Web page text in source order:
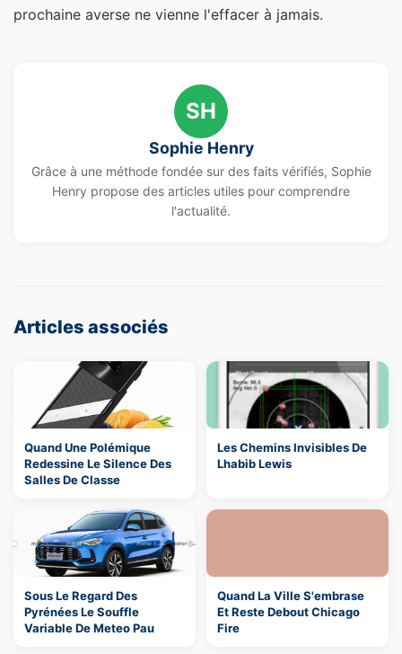
prochaine averse ne vienne l'effacer à jamais.
SH
Sophie Henry
Grâce à une méthode fondée sur des faits vérifiés, Sophie
Henry propose des articles utiles pour comprendre
l'actualité.
Articles associés
Quand Une Polémique
Redessine Le Silence Des
Salles De Classe
Les Chemins Invisibles De
Lhabib Lewis
Sous Le Regard Des
Pyrénées Le Souffle
Variable De Meteo Pau
Quand La Ville S'embrase
Et Reste Debout Chicago
Fire